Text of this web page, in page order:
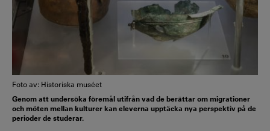
Foto av: Historiska muséet
Genom att undersöka föremål utifrån vad de berättar om migrationer
och möten mellan kulturer kan eleverna upptäcka nya perspektiv på de
perioder de studerar.